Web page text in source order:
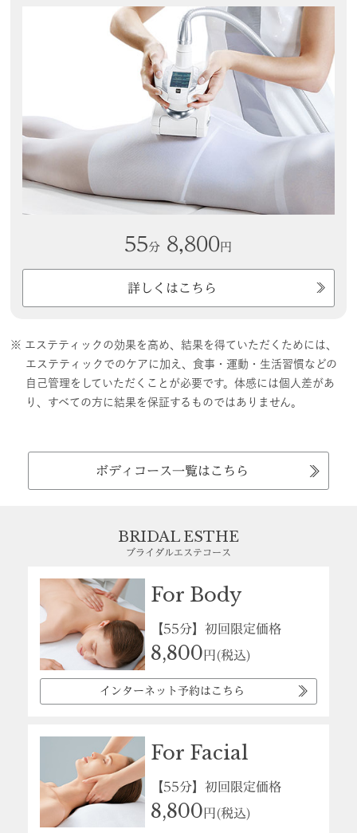
55分 8,800 円
詳しくはこちら
※ エステティックの効果を高め、結果を得ていただくためには、
エステティックでのケアに加え、食事・運動・生活習慣などの
自己管理をしていただくことが必要です。体感には個人差があ
り、すべての方に結果を保証するものではありません。
ボディコース一覧はこちら
BRIDAL ESTHE
ブライダルエステコース
For Body
【55分】初回限定価格
8,800 円(税込)
インターネット予約はこちら
For Facial
【55分】初回限定価格
8,800 円(税込)